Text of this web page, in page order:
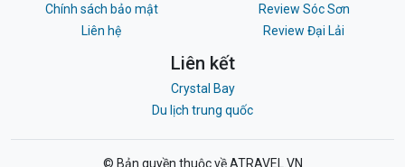
Chính sách bảo mật
Liên hệ
Review Sóc Sơn
Review Đại Lải
Liên kết
Crystal Bay
Du lịch trung quốc
© Bản quyền thuộc về ATRAVEL.VN